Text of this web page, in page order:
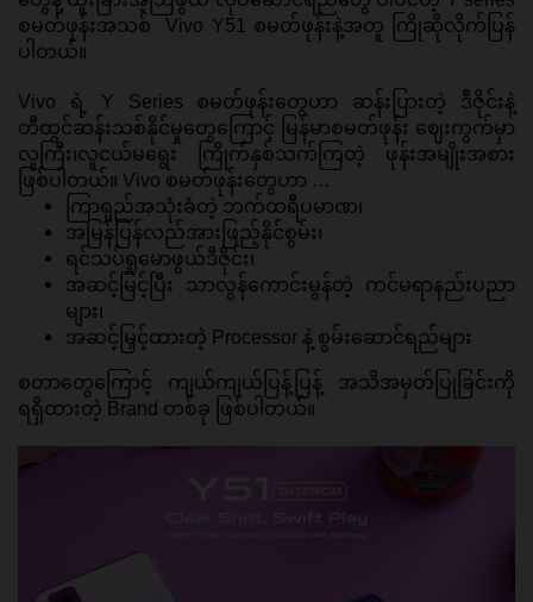
စမတ်ဖုန်းအသစ်  Vivo Y51 စမတ်ဖုန်းနဲ့အတူ ကြိုဆိုလိုက်ပြန်
ပါတယ်။
Vivo ရဲ့ Y Series စမတ်ဖုန်းတွေဟာ ဆန်းပြားတဲ့ ဒီဇိုင်းနဲ့
တီထွင်ဆန်းသစ်နိုင်မှုတွေကြောင့် မြန်မာစမတ်ဖုန်း ဈေးကွက်မှာ
လူကြီး၊လူငယ်မရွေး ကြိုက်နှစ်သက်ကြတဲ့ ဖုန်းအမျိုးအစား
ဖြစ်ပါတယ်။ Vivo စမတ်ဖုန်းတွေဟာ …
ကြာရှည်အသုံးခံတဲ့ ဘက်ထရီပမာဏ၊
အမြန်ပြန်လည်အားဖြည့်နိုင်စွမ်း၊
ရင်သပ်ရှုမောဖွယ်ဒီဇိုင်း၊
အဆင့်မြင့်ပြီး သာလွန်ကောင်းမွန်တဲ့ ကင်မရာနည်းပညာ
များ၊
အဆင့်မြှင့်ထားတဲ့ Processor နဲ့ စွမ်းဆောင်ရည်များ
စတာတွေကြောင့် ကျယ်ကျယ်ပြန့်ပြန့် အသိအမှတ်ပြုခြင်းကို
ရရှိထားတဲ့ Brand တစ်ခု ဖြစ်ပါတယ်။